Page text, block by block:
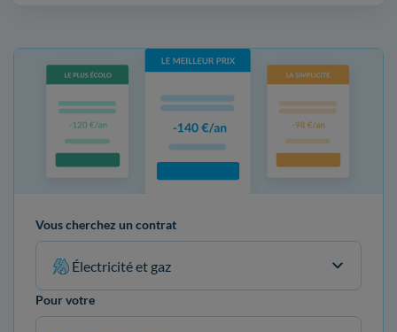
Vous cherchez un contrat
Électricité et gaz
Pour votre